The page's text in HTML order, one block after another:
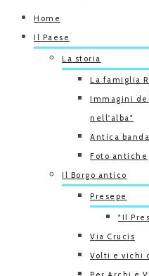
Home
Il Paese
La storia
La famiglia
Immagini
nell'alba"
Antica
Foto antiche
Il Borgo antico
Presepe
"Il
Via Crucis
Volti e vichi